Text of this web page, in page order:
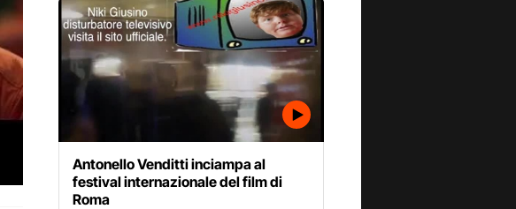
Antonello Venditti inciampa al
festival internazionale del film di
Roma